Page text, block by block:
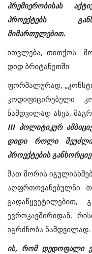
პრემიერობისას
პროექტებს
მიმართულებით.
ითვლება, თითქოს
დიდ ბრიტანეთში.
ფორმალურად, „
კოდიფიცირებული
ნამდვილად ასეა,
III პოლიტიკურ
დიდი
როლი
პროექტების
მათ შორის
აღფრთოვანებულნი
გადაწყვეტილებით,
ევროკავშირიდან,
იგრძნობა ნამდვილად.
ის, რომ დედოფალი